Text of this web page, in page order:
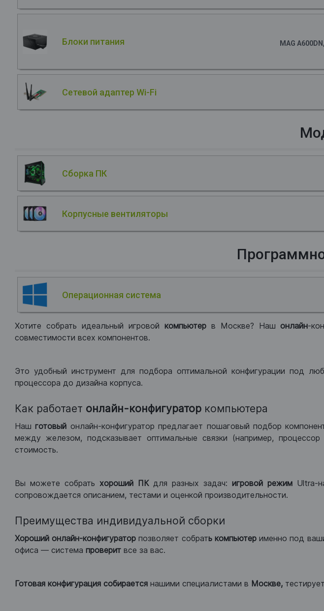
Блоки питания
MAG
Сетевой адаптер Wi-Fi
Сборка ПК
Корпусные вентиляторы
Операционная система
Хотите собрать идеальный игровой компьютер в Москве? Нашонлайн-
совместимости всех компонентов.
Это удобный инструмент для подбора оптимальной конфигурации под
процессора до дизайна корпуса.
Как работает онлайн-конфигуратор компьютера
Нашготовый онлайн-конфигуратор предлагает пошаговый подбор
между железом, подсказывает оптимальные связки (например,
стоимость.
Вы можете собрать хороший ПКдля разных задач:игровой режим Ultra-
сопровождается описанием, тестами и оценкой производительности.
Преимущества индивидуальной сборки
Хороший онлайн-конфигуратор позволяет собрать компьютерименно под
офиса — система проверит все за вас.
Готовая конфигурация собирается нашими специалистами в Москве,